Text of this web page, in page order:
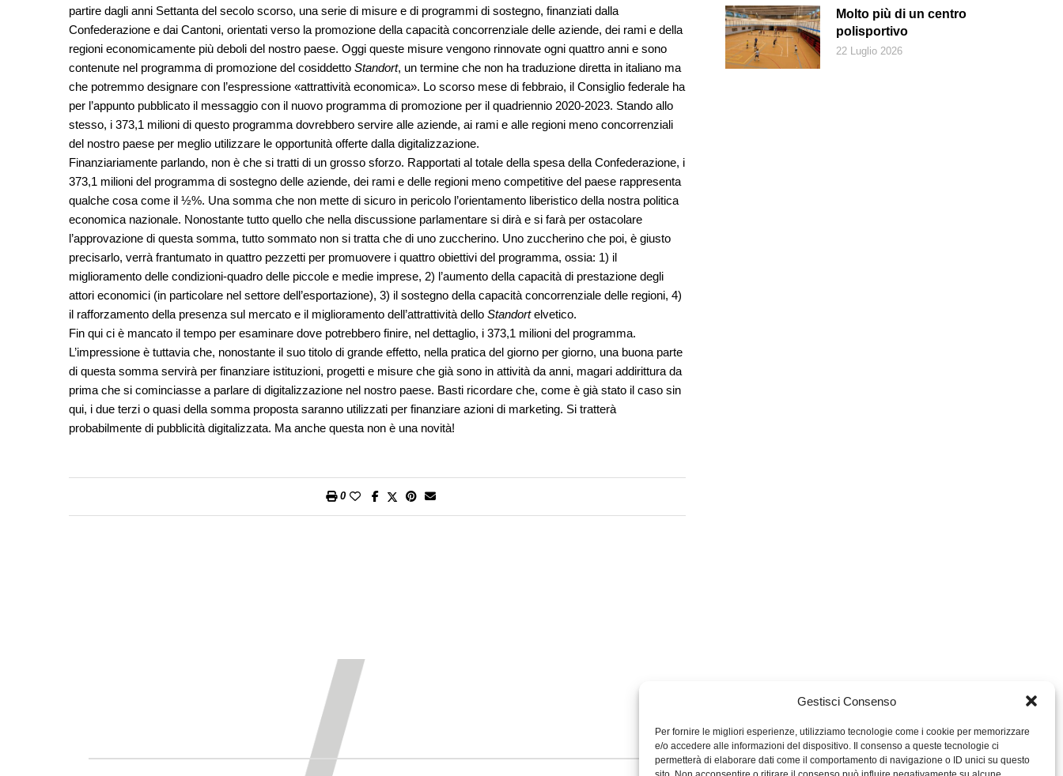
Gestisci Consenso
Per fornire le migliori esperienze, utilizziamo tecnologie come i cookie per memorizzare
e/o accedere alle informazioni del dispositivo. Il consenso a queste tecnologie ci
permetterà di elaborare dati come il comportamento di navigazione o ID unici su questo
partire dagli anni Settanta del secolo scorso, una serie di misure e di programmi di sostegno, finanziati dalla
Confederazione e dai Cantoni, orientati verso la promozione della capacità concorrenziale delle aziende, dei rami e della
regioni economicamente più deboli del nostro paese. Oggi queste misure vengono rinnovate ogni quattro anni e sono
contenute nel programma di promozione del cosiddetto Standort, un termine che non ha traduzione diretta in italiano ma
che potremmo designare con l’espressione «attrattività economica». Lo scorso mese di febbraio, il Consiglio federale ha
per l’appunto pubblicato il messaggio con il nuovo programma di promozione per il quadriennio 2020-2023. Stando allo
stesso, i 373,1 milioni di questo programma dovrebbero servire alle aziende, ai rami e alle regioni meno concorrenziali
del nostro paese per meglio utilizzare le opportunità offerte dalla digitalizzazione.
Finanziariamente parlando, non è che si tratti di un grosso sforzo. Rapportati al totale della spesa della Confederazione, i
373,1 milioni del programma di sostegno delle aziende, dei rami e delle regioni meno competitive del paese rappresenta
qualche cosa come il ½%. Una somma che non mette di sicuro in pericolo l’orientamento liberistico della nostra politica
economica nazionale. Nonostante tutto quello che nella discussione parlamentare si dirà e si farà per ostacolare
l’approvazione di questa somma, tutto sommato non si tratta che di uno zuccherino. Uno zuccherino che poi, è giusto
precisarlo, verrà frantumato in quattro pezzetti per promuovere i quattro obiettivi del programma, ossia: 1) il
miglioramento delle condizioni-quadro delle piccole e medie imprese, 2) l’aumento della capacità di prestazione degli
attori economici (in particolare nel settore dell’esportazione), 3) il sostegno della capacità concorrenziale delle regioni, 4)
il rafforzamento della presenza sul mercato e il miglioramento dell’attrattività dello Standortelvetico.
Fin qui ci è mancato il tempo per esaminare dove potrebbero finire, nel dettaglio, i 373,1 milioni del programma.
L’impressione è tuttavia che, nonostante il suo titolo di grande effetto, nella pratica del giorno per giorno, una buona parte
di questa somma servirà per finanziare istituzioni, progetti e misure che già sono in attività da anni, magari addirittura da
prima che si cominciasse a parlare di digitalizzazione nel nostro paese. Basti ricordare che, come è già stato il caso sin
qui, i due terzi o quasi della somma proposta saranno utilizzati per finanziare azioni di marketing. Si tratterà
probabilmente di pubblicità digitalizzata. Ma anche questa non è una novità!
0
Molto più di un centro
polisportivo
22 Luglio 2026